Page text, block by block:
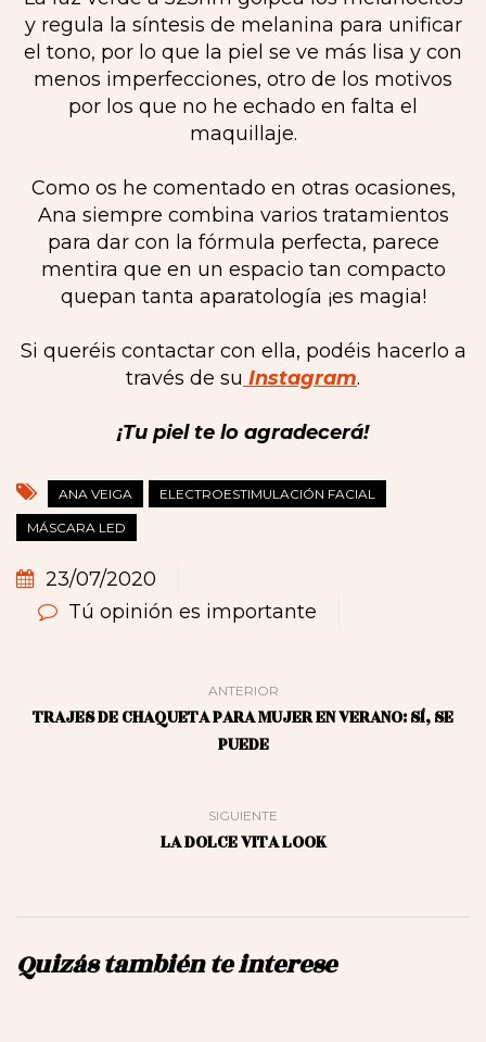
y regula la síntesis de melanina para unificar
el tono, por lo que la piel se ve más lisa y con
menos imperfecciones, otro de los motivos
por los que no he echado en falta el
maquillaje.
Como os he comentado en otras ocasiones,
Ana siempre combina varios tratamientos
para dar con la fórmula perfecta, parece
mentira que en un espacio tan compacto
quepan tanta aparatología ¡es magia!
Si queréis contactar con ella, podéis hacerlo a
través de su Instagram.
¡Tu piel te lo agradecerá!
ANA VEIGA ELECTROESTIMULACIÓN FACIAL
MÁSCARA LED
23/07/2020
Tú opinión es importante
ANTERIOR
TRAJES DE CHAQUETA PARA MUJER EN VERANO: SÍ, SE
PUEDE
SIGUIENTE
LA DOLCE VITA LOOK
Quizás también te interese